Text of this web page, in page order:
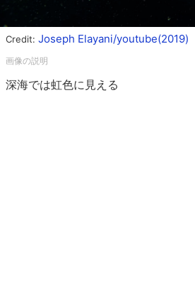
Credit: Joseph Elayani/youtube(2019)
深海では虹色に見える